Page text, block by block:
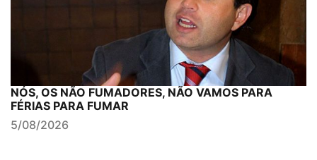
NÓS, OS NÃO FUMADORES, NÃO VAMOS PARA
FÉRIAS PARA FUMAR
5/08/2026